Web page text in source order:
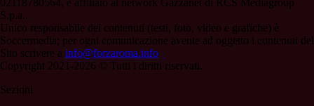
02118780564, è affiliato al network Gazzanet di RCS Mediagroup
S.p.a..
Unico responsabile dei contenuti (testi, foto, video e grafiche) è
Soccermedia; per ogni comunicazione avente ad oggetto i contenuti del
Sito scrivere a info@forzaroma.info
Copyright 2021-2026 © Tutti i diritti riservati.
Sezioni